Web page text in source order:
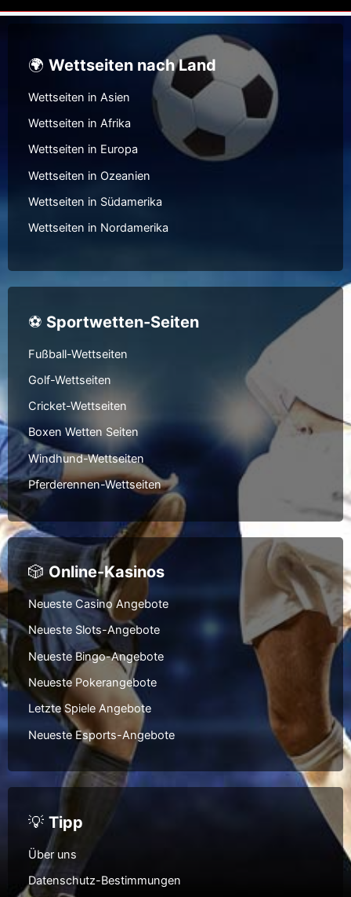
🌍Wettseiten nach Land
Wettseiten in Asien
Wettseiten in Afrika
Wettseiten in Europa
Wettseiten in Ozeanien
Wettseiten in Südamerika
Wettseiten in Nordamerika
⚽ Sportwetten-Seiten
Fußball-Wettseiten
Golf-Wettseiten
Cricket-Wettseiten
Boxen Wetten Seiten
Windhund-Wettseiten
Pferderennen-Wettseiten
🎲Online-Kasinos
Neueste Casino Angebote
Neueste Slots-Angebote
Neueste Bingo-Angebote
Neueste Pokerangebote
Letzte Spiele Angebote
Neueste Esports-Angebote
💡Tipp
Über uns
Datenschutz-Bestimmungen